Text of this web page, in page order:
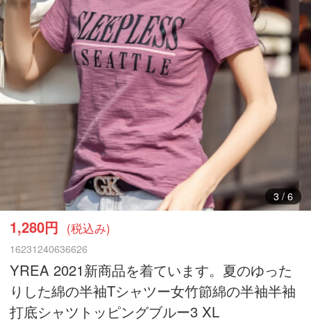
3/ 6
1,280円 (税込み)
16231240636626
YREA 2021新商品を着ています。夏のゆった
りした綿の半袖Tシャツー女竹節綿の半袖半袖
打底シャツトッピングブルー3 XL